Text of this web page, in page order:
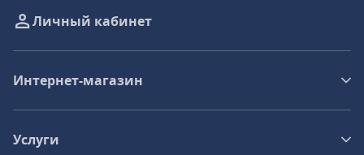
Личный кабинет
Интернет-магазин
Услуги